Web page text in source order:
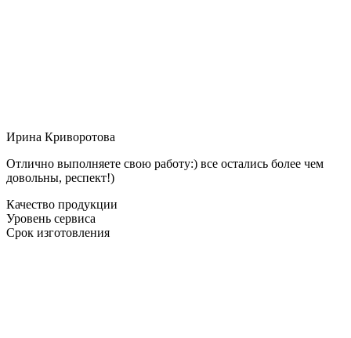
Ирина Криворотова
Отлично выполняете свою работу:) все остались более чем
довольны, респект!)
Качество продукции
Уровень сервиса
Срок изготовления